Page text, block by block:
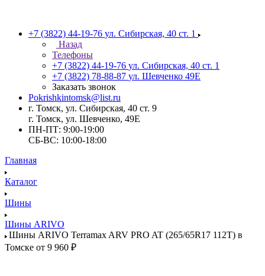
+7 (3822) 44-19-76 ул. Сибирская, 40 ст. 1
Назад
Телефоны
+7 (3822) 44-19-76 ул. Сибирская, 40 ст. 1
+7 (3822) 78-88-87 ул. Шевченко 49Е
Заказать звонок
Pokrishkintomsk@list.ru
г. Томск, ул. Сибирская, 40 ст. 9
г. Томск, ул. Шевченко, 49Е
ПН-ПТ: 9:00-19:00
СБ-ВС: 10:00-18:00
Главная
Каталог
Шины
Шины ARIVO
Шины ARIVO Terramax ARV PRO AT (265/65R17 112T) в
Томске от 9 960 ₽